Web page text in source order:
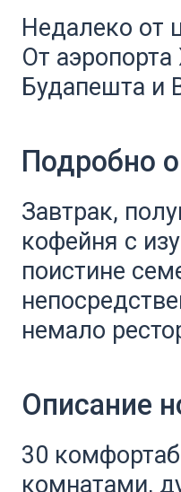
Недалеко от
От
Будапешта и
Подробно
Завтрак,
кофейня с
поистине
немало
Описание
30
комнатами,